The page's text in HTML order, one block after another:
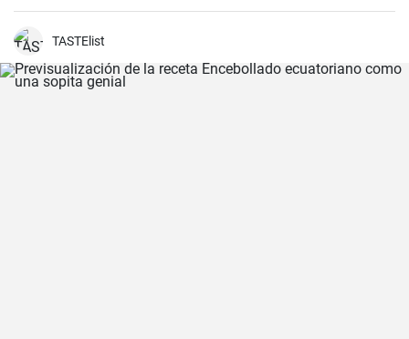
una noche acogedora con amigos y familiares. Sírvelo con tus
frutas para una experiencia culinaria inolvidable.
TASTElist